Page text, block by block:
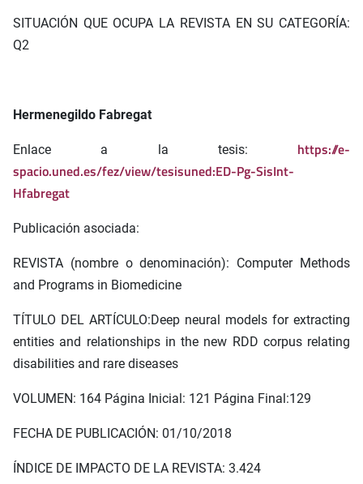
SITUACIÓN QUE OCUPA LA REVISTA EN SU CATEGORÍA:
Q2
Hermenegildo Fabregat
Enlace a la tesis: https://e-
spacio.uned.es/fez/view/tesisuned:ED-Pg-SisInt-
Hfabregat
Publicación asociada:
REVISTA (nombre o denominación): Computer Methods
and Programs in Biomedicine
TÍTULO DEL ARTÍCULO:Deep neural models for extracting
entities and relationships in the new RDD corpus relating
disabilities and rare diseases
VOLUMEN: 164 Página Inicial: 121 Página Final:129
FECHA DE PUBLICACIÓN: 01/10/2018
ÍNDICE DE IMPACTO DE LA REVISTA: 3.424